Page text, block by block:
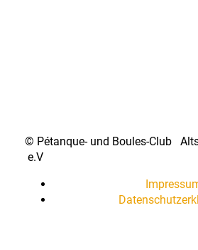
© Pétanque- und Boules-Club
e.V